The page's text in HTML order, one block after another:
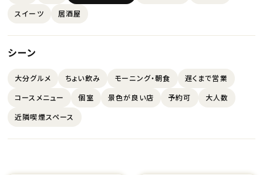
スイーツ
居酒屋
シーン
大分グルメ ちょい飲み モーニング・朝食
遅くまで営業
コースメニュー
個室 景色が良い店 予約可
大人数
近隣喫煙スペース